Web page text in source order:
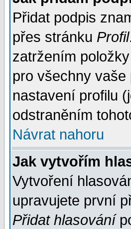
Přidat podpis
přes stránku Profil
zatržením položky
pro všechny
nastavení profilu
odstraněním
Návrat nahoru
Jak vytvořím
Vytvoření
upravujete první
Přidat hlasování